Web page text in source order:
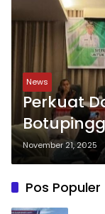
News
Perkuat
November 21, 2025
Pos Populer